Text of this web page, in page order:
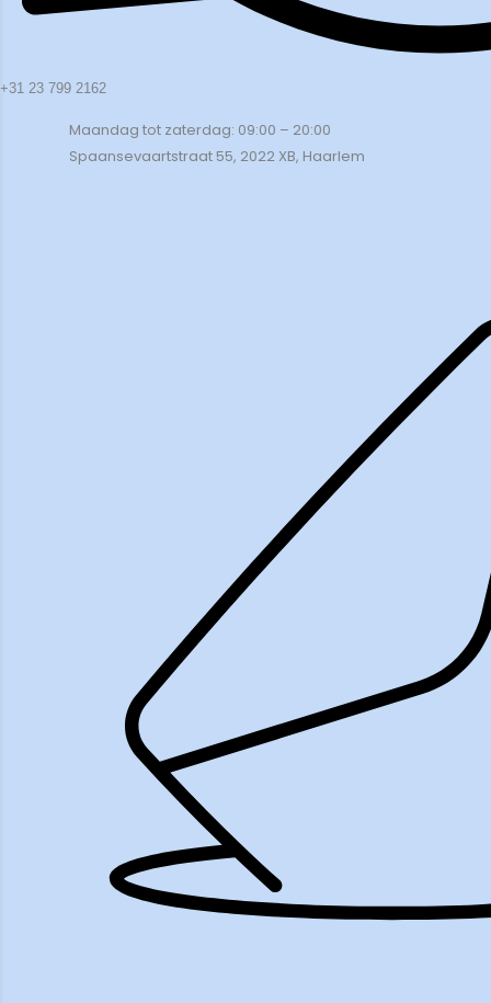
+31 23 799 2162
Maandag tot zaterdag: 09:00 – 20:00
Spaansevaartstraat 55, 2022 XB, Haarlem